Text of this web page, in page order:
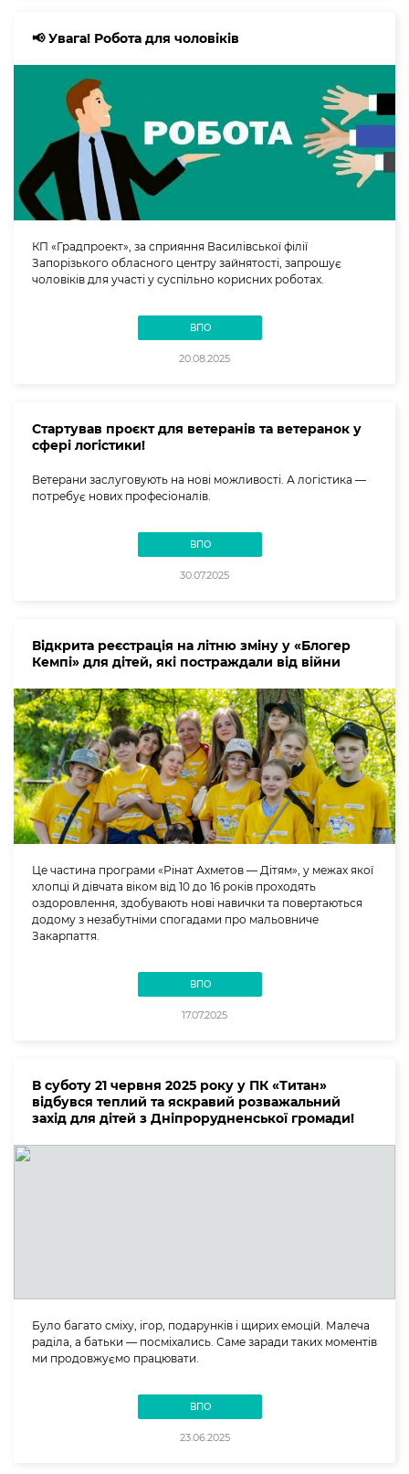
📢 Увага! Робота для чоловіків
КП «Градпроект», за сприяння Василівської філії
Запорізького обласного центру зайнятості, запрошує
чоловіків для участі у суспільно корисних роботах.
ВПО
20.08.2025
Стартував проєкт для ветеранів та ветеранок у
сфері логістики!
Ветерани заслуговують на нові можливості. А логістика —
потребує нових професіоналів.
ВПО
30.07.2025
Відкрита реєстрація на літню зміну у «Блогер
Кемпі» для дітей, які постраждали від війни
Це частина програми «Рінат Ахметов — Дітям», у межах якої
хлопці й дівчата віком від 10 до 16 років проходять
оздоровлення, здобувають нові навички та повертаються
додому з незабутніми спогадами про мальовниче
Закарпаття.
ВПО
17.07.2025
В суботу 21 червня 2025 року у ПК «Титан»
відбувся теплий та яскравий розважальний
захід для дітей з Дніпрорудненської громади!
Було багато сміху, ігор, подарунків і щирих емоцій. Малеча
раділа, а батьки — посміхались. Саме заради таких моментів
ми продовжуємо працювати.
ВПО
23.06.2025